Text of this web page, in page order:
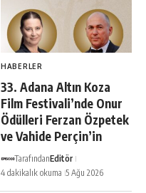
HABERLER
33. Adana Altın Koza
Film Festivali’nde Onur
Ödülleri Ferzan Özpetek
ve Vahide Perçin’in
TarafındanEditör
4 dakikalık okuma 5 Ağu 2026